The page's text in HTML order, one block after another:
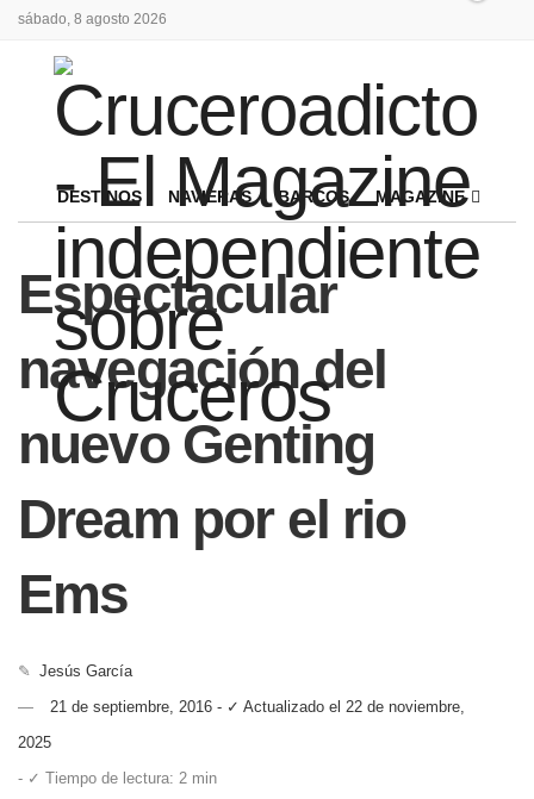
sábado, 8 agosto 2026
DESTINOS NAVIERAS BARCOS MAGAZINE
Espectacular
navegación del
nuevo Genting
Dream por el rio
Ems
✎ Jesús García
21 de septiembre, 2016 - ✓ Actualizado el 22 de noviembre,
2025
- ✓ Tiempo de lectura: 2 min